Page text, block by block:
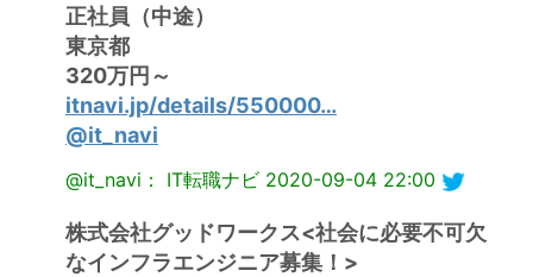
正社員（中途）
東京都
320万円～
itnavi.jp/details/550000…
@it_navi
@it_navi： IT転職ナビ 2020-09-04 22:00
株式会社グッドワークス<社会に必要不可欠
なインフラエンジニア募集！>